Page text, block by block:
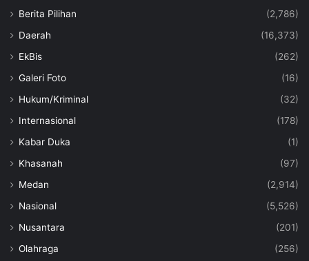
Berita Pilihan
(2,786)
Daerah
(16,373)
EkBis
(262)
Galeri Foto
(16)
Hukum/Kriminal
(32)
Internasional
(178)
Kabar Duka
(1)
Khasanah
(97)
Medan
(2,914)
Nasional
(5,526)
Nusantara
(201)
Olahraga
(256)